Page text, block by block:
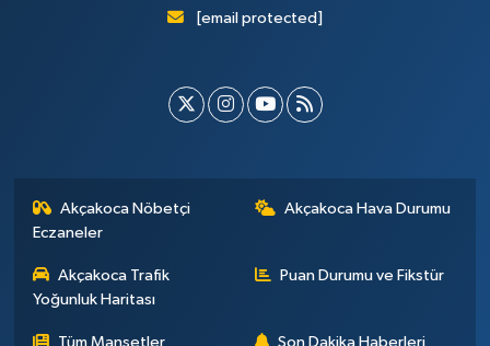
[email protected]
Akçakoca Nöbetçi
Eczaneler
Akçakoca Hava Durumu
Akçakoca Trafik
Yoğunluk Haritası
Puan Durumu ve Fikstür
Tüm Manşetler Son Dakika Haberleri